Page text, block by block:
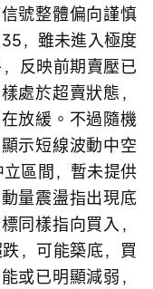
號整體偏向謹慎
，雖未進入極度
反映前期賣壓已
處於超賣狀態，
放緩。不過隨機
示短線波動中空
區間，暫未提供
量震盪指出現底
同樣指向買入，
，可能築底，買
或已明顯減弱，